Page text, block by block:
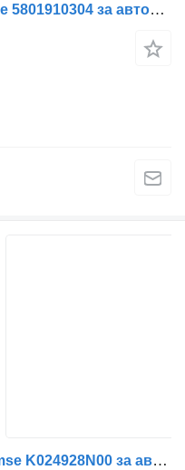
EBS модулатор Knorr-Bremse 5801910304 за автобус Volvo 8700
Клапан за въздух Knorr-Bremse K024928N00 за автобус Volvo 8700